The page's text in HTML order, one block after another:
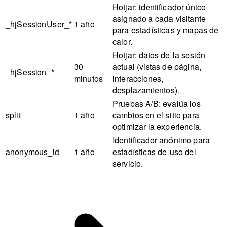
_hjSessionUser_* 1 año
Hotjar: identificador único
asignado a cada visitante
para estadísticas y mapas de
calor.
_hjSession_*
30
minutos
Hotjar: datos de la sesión
actual (vistas de página,
interacciones,
desplazamientos).
split 1 año
Pruebas A/B: evalúa los
cambios en el sitio para
optimizar la experiencia.
anonymous_id 1 año
Identificador anónimo para
estadísticas de uso del
servicio.